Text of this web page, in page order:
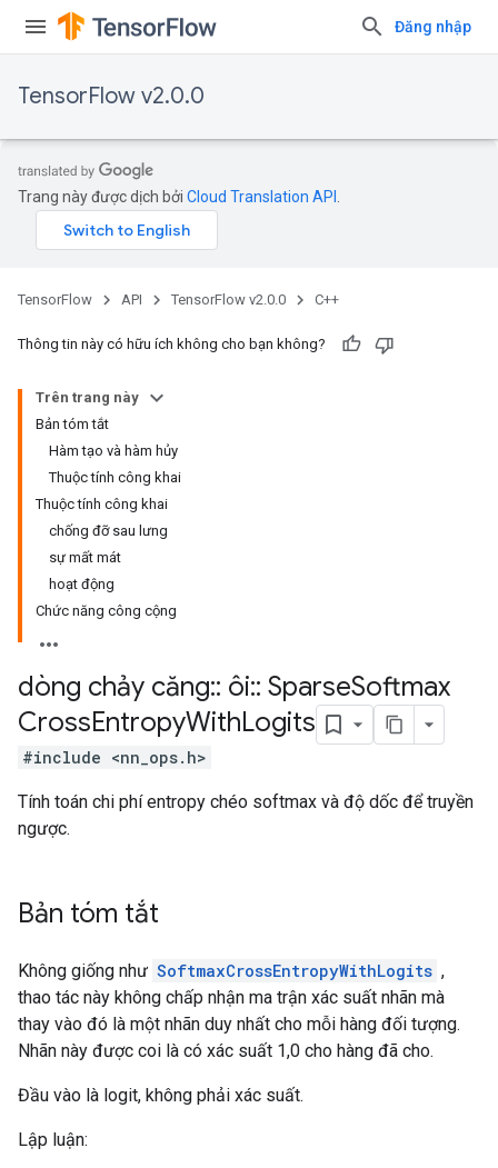
Đăng nhập
TensorFlow v2.0.0
Trang này được dịch bởi Cloud Translation API
TensorFlow API TensorFlow v2.0.0 C++
Thông tin này có hữu ích không cho bạn không?
Trên trang này
Bản tóm tắt
Hàm tạo và hàm hủy
Thuộc tính công khai
Thuộc tính công khai
chống đỡ sau lưng
sự mất mát
hoạt động
Chức năng công cộng
dòng chảy căng:: ôi:: SparseSoftmax
CrossEntropyWithLogits
#include <nn_ops.h>
Tính toán chi phí entropy chéo softmax và độ dốc để truyền
ngược.
Bản tóm tắt
Không giống như SoftmaxCrossEntropyWithLogits ,
thao tác này không chấp nhận ma trận xác suất nhãn mà
thay vào đó là một nhãn duy nhất cho mỗi hàng đối tượng.
Nhãn này được coi là có xác suất 1,0 cho hàng đã cho.
Đầu vào là logit, không phải xác suất.
Lập luận: